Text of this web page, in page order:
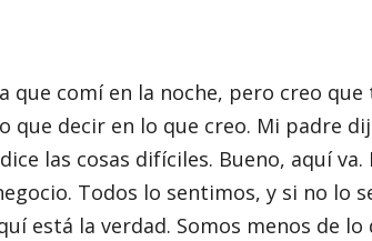
que comí en la noche, pero creo
que decir en lo que creo. Mi padre
las cosas difíciles. Bueno, aquí
Todos lo sentimos, y si no lo
está la verdad. Somos menos de